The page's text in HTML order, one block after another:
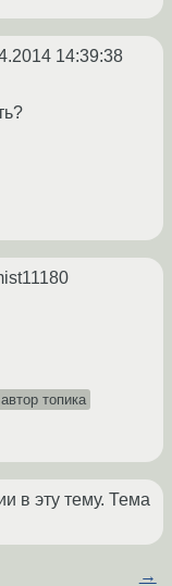
14:39:38
автор топика
в эту тему. Тема
→